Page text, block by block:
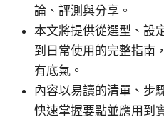
論、評測與分享。
本文將提供從選型、設
到日常使用的完整指南
有底氣。
內容以易讀的清單、步
快速掌握要點並應用到